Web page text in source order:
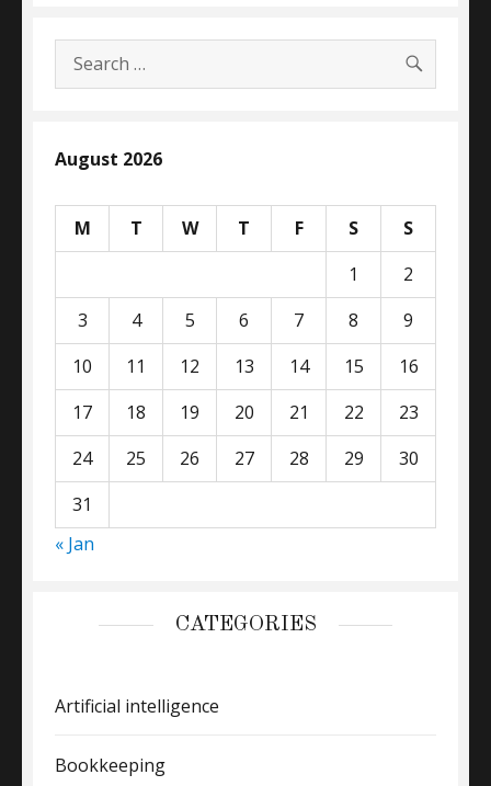
Search
for:
August 2026
M T W T F S
S
1
2
3
4 5 6 7 8
9
10
11 12 13 14 15
16
17
18 19 20 21 22
23
24
25 26 27 28 29
30
31
« Jan
CATEGORIES
Artificial intelligence
Bookkeeping